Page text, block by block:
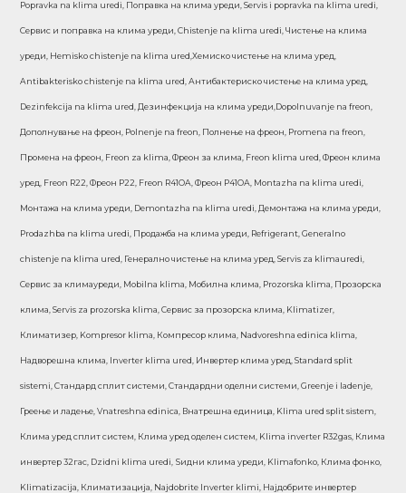
Popravka na klima uredi, Поправка на клима уреди, Servis i popravka na klima uredi,
Сервис и поправка на клима уреди, Chistenje na klima uredi, Чистење на клима
уреди, Hemisko chistenje na klima ured,Хемиско чистење на клима уред,
Antibakterisko chistenje na klima ured, Антибактериско чистење на клима уред,
Dezinfekcija na klima ured, Дезинфекција на клима уреди,Dopolnuvanje na freon,
Дополнување на фреон, Polnenje na freon, Полнење на фреон, Promena na freon,
Промена на фреон, Freon za klima, Фреон за клима, Freon klima ured, Фреон клима
уред, Freon R22, Фреон Р22, Freon R41OA, Фреон Р41ОА, Montazha na klima uredi,
Монтажа на клима уреди, Demontazha na klima uredi, Демонтажа на клима уреди,
Prodazhba na klima uredi, Продажба на клима уреди, Refrigerant, Generalno
chistenje na klima ured, Генерално чистење на клима уред, Servis za klimauredi,
Сервис за климауреди, Mobilna klima, Мобилна клима, Prozorska klima, Прозорска
клима, Servis za prozorska klima, Сервис за прозорска клима, Klimatizer,
Климатизер, Kompresor klima, Компресор клима, Nadvoreshna edinica klima,
Надворешна клима, Inverter klima ured, Инвертер клима уред, Standard split
sistemi, Стандард сплит системи, Стандардни оделни системи, Greenje i ladenje,
Греење и ладење, Vnatreshna edinica, Внатрешна единица, Klima ured split sistem,
Клима уред сплит систем, Клима уред оделен систем, Klima inverter R32gas, Клима
инвертер 32гас, Dzidni klima uredi, Ѕидни клима уреди, Klimafonko, Клима фонко,
Klimatizacija, Климатизација, Najdobrite Inverter klimi, Најдобрите инвертер